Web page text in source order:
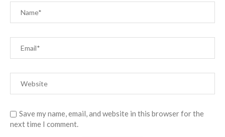
Save my name, email, and website in this browser for the
next time I comment.